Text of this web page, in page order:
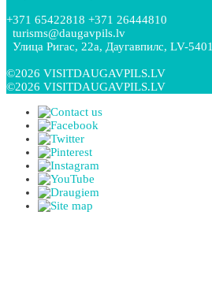
+371 65422818 +371 26444810
turisms@daugavpils.lv
Улица Ригас, 22a, Даугавпилс, LV-5401
©2026 VISITDAUGAVPILS.LV
©2026 VISITDAUGAVPILS.LV